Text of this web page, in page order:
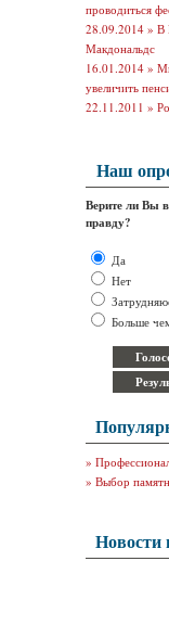
проводиться
28.09.2014 » В
Макдональдс
16.01.2014 »
увеличить
22.11.2011 »
Наш
Верите ли Вы
правду?
Да
Нет
Больше
»
» Выбор
Новости